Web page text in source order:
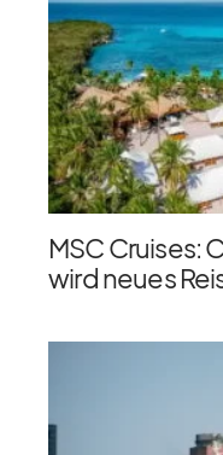
MSC Cruises:
wird neues